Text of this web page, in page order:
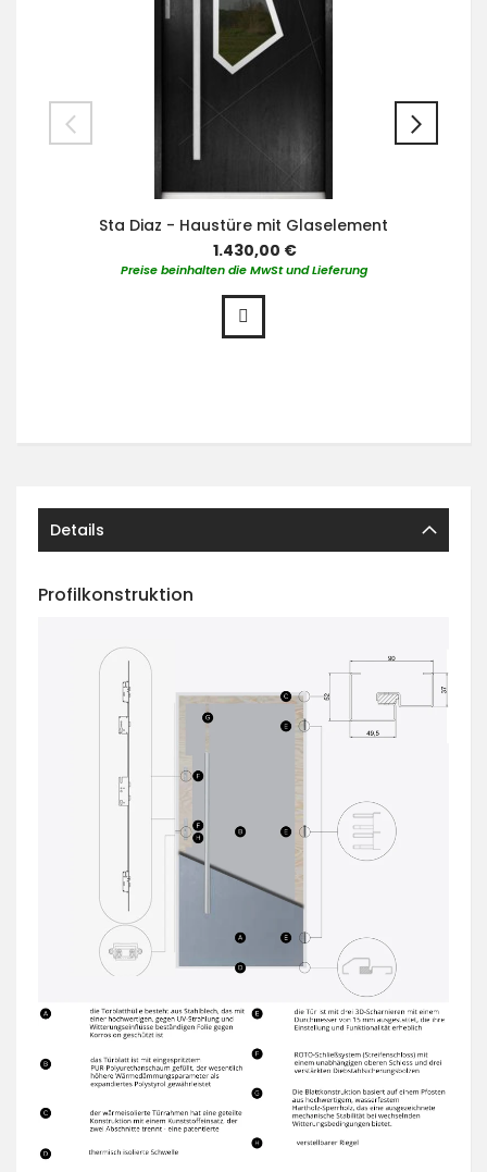
Sta Diaz - Haustüre mit Glaselement
1.430,00 €
Preise beinhalten die MwSt und Lieferung
Details
Profilkonstruktion